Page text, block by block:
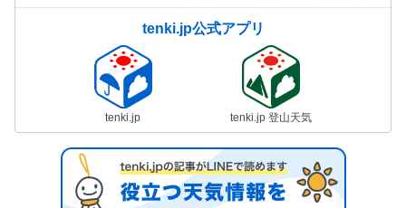
tenki.jp公式アプリ
tenki.jp tenki.jp 登山天気